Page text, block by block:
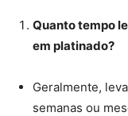
Quanto tempo
em platinado?
Geralmente,
semanas ou